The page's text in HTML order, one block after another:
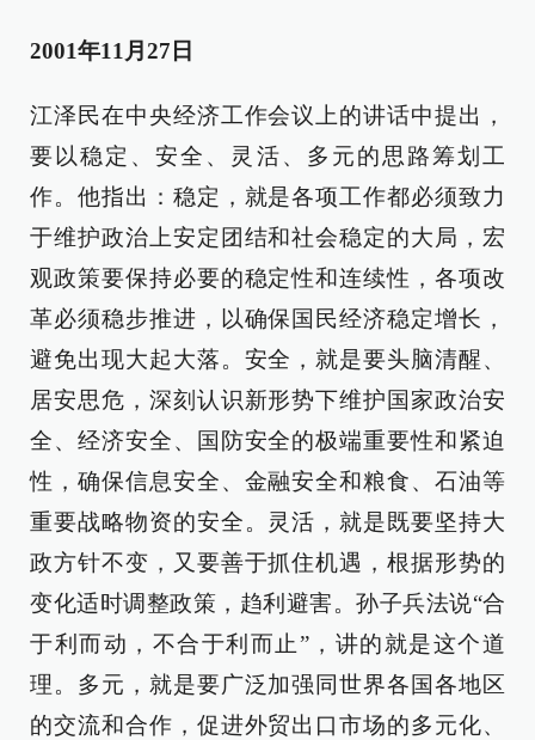
2001年11月27日
江泽民在中央经济工作会议上的讲话中提出，
要以稳定、安全、灵活、多元的思路筹划工
作。他指出：稳定，就是各项工作都必须致力
于维护政治上安定团结和社会稳定的大局，宏
观政策要保持必要的稳定性和连续性，各项改
革必须稳步推进，以确保国民经济稳定增长，
避免出现大起大落。安全，就是要头脑清醒、
居安思危，深刻认识新形势下维护国家政治安
全、经济安全、国防安全的极端重要性和紧迫
性，确保信息安全、金融安全和粮食、石油等
重要战略物资的安全。灵活，就是既要坚持大
政方针不变，又要善于抓住机遇，根据形势的
变化适时调整政策，趋利避害。孙子兵法说“合
于利而动，不合于利而止”，讲的就是这个道
理。多元，就是要广泛加强同世界各国各地区
的交流和合作，促进外贸出口市场的多元化、